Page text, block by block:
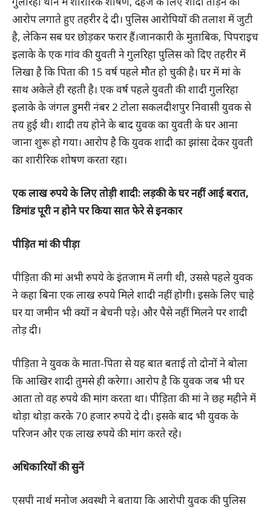
आरोप लगाते हुए तहरीर दे दी। पुलिस आरोपियों की तलाश में जुटी
है, लेकिन सब घर छोड़कर फरार हैं।जानकारी के मुताबिक, पिपराइच
इलाके के एक गांव की युवती ने गुलरिहा पुलिस को दिए तहरीर में
लिखा है कि पिता की 15 वर्ष पहले मौत हो चुकी है। घर में मां के
साथ अकेले ही रहती है। एक वर्ष पहले युवती की शादी गुलरिहा
इलाके के जंगल डुमरी नंबर 2 टोला सकलदीशपुर निवासी युवक से
तय हुई थी। शादी तय होने के बाद युवक का युवती के घर आना
जाना शुरू हो गया। आरोप है कि युवक शादी का झांसा देकर युवती
का शारीरिक शोषण करता रहा।
एक लाख रुपये के लिए तोड़ी शादी: लड़की के घर नहीं आई बरात,
डिमांड पूरी न होने पर किया सात फेरे से इनकार
पीड़ित मां की पीड़ा
पीड़िता की मां अभी रुपये के इंतजाम में लगी थी, उससे पहले युवक
ने कहा बिना एक लाख रुपये मिले शादी नहीं होगी। इसके लिए चाहे
घर या जमीन भी क्यों न बेचनी पड़े। और पैसे नहीं मिलने पर शादी
तोड़ दी।
पीड़िता ने युवक के माता-पिता से यह बात बताई तो दोनों ने बोला
कि आखिर शादी तुमसे ही करेगा। आरोप है कि युवक जब भी घर
आता तो वह रुपये की मांग करता था। पीड़िता की मां ने छह महीने में
थोड़ा थोड़ा करके 70 हजार रुपये दे दी। इसके बाद भी युवक के
परिजन और एक लाख रुपये की मांग करते रहे।
अधिकारियों की सुनें
एसपी नार्थ मनोज अवस्थी ने बताया कि आरोपी युवक की पुलिस